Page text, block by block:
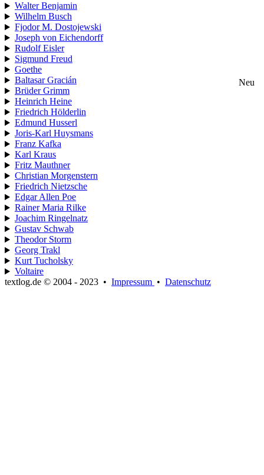
Walter Benjamin
Wilhelm Busch
Fjodor M. Dostojewski
Joseph von Eichendorff
Rudolf Eisler
Sigmund Freud
Goethe
Baltasar Gracián
Neu
Brüder Grimm
Heinrich Heine
Friedrich Hölderlin
Edmund Husserl
Joris-Karl Huysmans
Franz Kafka
Karl Kraus
Fritz Mauthner
Christian Morgenstern
Friedrich Nietzsche
Edgar Allen Poe
Rainer Maria Rilke
Joachim Ringelnatz
Gustav Schwab
Theodor Storm
Georg Trakl
Kurt Tucholsky
Voltaire
textlog.de © 2004 - 2023 • Impressum • Datenschutz